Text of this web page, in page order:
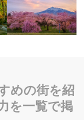
めの街を紹
を一覧で掲